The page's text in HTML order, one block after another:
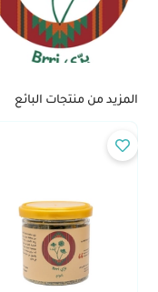
المزيد من منتجات البائع